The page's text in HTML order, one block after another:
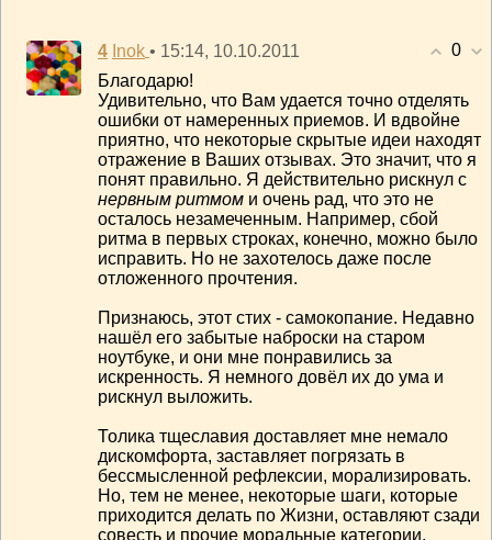
0
4 Inok • 15:14, 10.10.2011
Благодарю!
Удивительно, что Вам удается точно отделять
ошибки от намеренных приемов. И вдвойне
приятно, что некоторые скрытые идеи находят
отражение в Ваших отзывах. Это значит, что я
понят правильно. Я действительно рискнул с
нервным ритмом и очень рад, что это не
осталось незамеченным. Например, сбой
ритма в первых строках, конечно, можно было
исправить. Но не захотелось даже после
отложенного прочтения.
Признаюсь, этот стих - самокопание. Недавно
нашёл его забытые наброски на старом
ноутбуке, и они мне понравились за
искренность. Я немного довёл их до ума и
рискнул выложить.
Толика тщеславия доставляет мне немало
дискомфорта, заставляет погрязать в
бессмысленной рефлексии, морализировать.
Но, тем не менее, некоторые шаги, которые
приходится делать по Жизни, оставляют сзади
совесть и прочие моральные категории.